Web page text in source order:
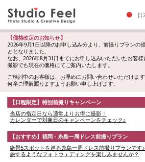
【価格改定のお知らせ】
2026年9月1日以降のお申し込み分より、前撮りプランの
ととなりました。
なお、2026年8月31日までにお申し込みいただいたお客
撮影でも現在の価格にてご案内いたします。
ご検討中のお客様は、お早めにお問い合わせいただけます
何卒ご理解賜りますようお願い申し上げます。
【日程限定】特別前撮りキャンペーン
当店の指定日なら通常よりお得に撮影！
カレンダーで対象日のキャンペーンをチェック♪
【おすすめ】福岡 - 糸島一周ドレス前撮りプラン
絶景5スポットを巡る糸島一周ドレス前撮りプランです♪
旅するようなフォトウェディングを楽しみませんか？